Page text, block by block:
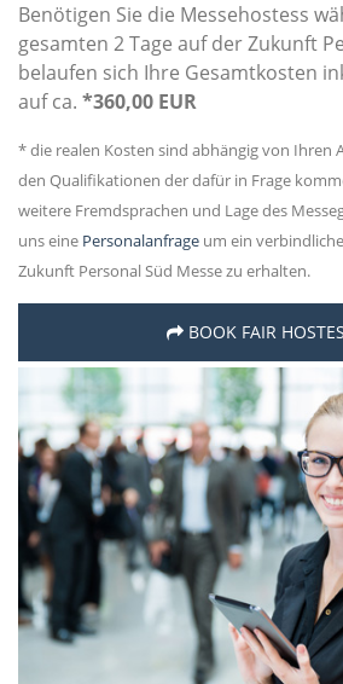
Benötigen Sie die Messehostess
gesamten 2 Tage auf der Zukunft
belaufen sich Ihre Gesamtkosten
auf ca. *360,00 EUR
* die realen Kosten sind abhängig von Ihren
den Qualifikationen der dafür in Frage
weitere Fremdsprachen und Lage des
uns eine Personalanfrage um ein
Zukunft Personal Süd Messe zu erhalten.
BOOK FAIR